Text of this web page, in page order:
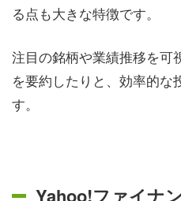
る点も大きな特徴です。
注目の銘柄や業績推移を可
を要約したりと、効率的な
す。
Yahoo!ファイナ